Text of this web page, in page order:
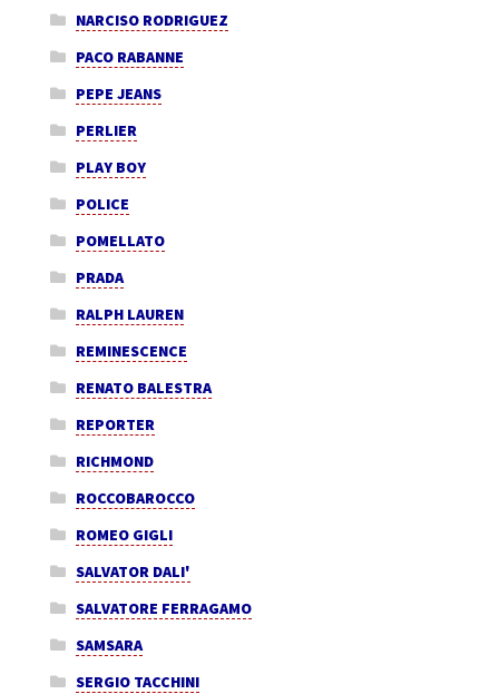
NARCISO RODRIGUEZ
PACO RABANNE
PEPE JEANS
PERLIER
PLAY BOY
POLICE
POMELLATO
PRADA
RALPH LAUREN
REMINESCENCE
RENATO BALESTRA
REPORTER
RICHMOND
ROCCOBAROCCO
ROMEO GIGLI
SALVATOR DALI'
SALVATORE FERRAGAMO
SAMSARA
SERGIO TACCHINI